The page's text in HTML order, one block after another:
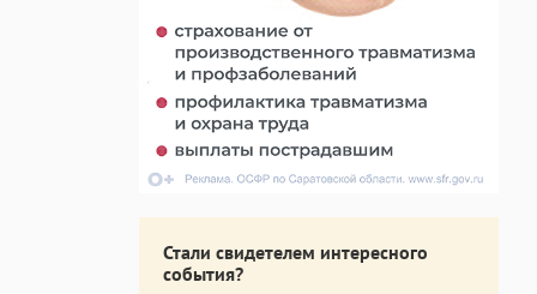
Стали свидетелем интересного
события?